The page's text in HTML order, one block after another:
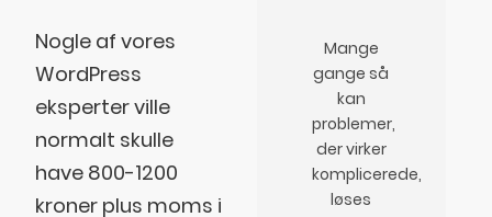
Nogle af vores
WordPress
eksperter ville
normalt skulle
have 800-1200
kroner plus moms i
Mange
gange så
kan
problemer,
der virker
komplicerede,
løses